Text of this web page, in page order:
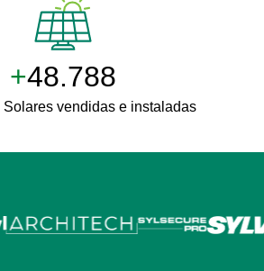
+50.000
Solares vendidas e instaladas